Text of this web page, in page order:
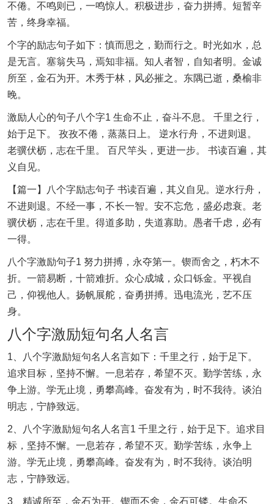
不倦。不鸣则已，一鸣惊人。积极进步，奋力拼搏。短暂辛
苦，终身幸福。
个字的励志句子如下：慎而思之，勤而行之。时光如水，总
是无言。塞翁失马，焉知非福。知人者智，自知者明。金诚
所至，金石为开。木秀于林，风必摧之。东隅已逝，桑榆非
晚。
激励人心的句子八个字1 生命不止，奋斗不息。 千里之行，
始于足下。 孜孜不倦，蒸蒸日上。 逆水行舟，不进则退。
老骥伏枥，志在千里。 百尺竿头，更进一步。 书读百遍，其
义自见。
【篇一】八个字励志句子 书读百遍，其义自见。逆水行舟，
不进则退。不经一事，不长一智。安不忘危，盛必虑衰。老
骥伏枥，志在千里。得道多助，失道寡助。愚者千虑，必有
一得。
八个字激励句子1 努力拼搏，永夺第一。锲而舍之，朽木不
折。一箭易断，十箭难折。众心成城，众口铄金。平视自
己，仰视他人。扬帆展舵，奋勇拼搏。迅电流光，艺不压
身。
八个字激励短句名人名言
1、八个字激励短句名人名言如下：千里之行，始于足下。
追求目标，坚持不懈。一息若存，希望不灭。勤学苦练，永
争上游。学无止境，勇攀高峰。奋发有为，时不我待。谈泊
明志，宁静致远。
2、八个字激励短句名人名言1 千里之行，始于足下。追求目
标，坚持不懈。一息若存，希望不灭。勤学苦练，永争上
游。学无止境，勇攀高峰。奋发有为，时不我待。谈泊明
志，宁静致远。
3、精诚所至，金石为开。锲而不舍，金石可镂。生命不